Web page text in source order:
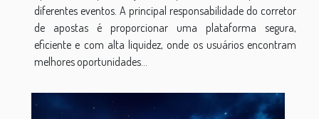
diferentes eventos. A principal responsabilidade do corretor
de apostas é proporcionar uma plataforma segura,
eficiente e com alta liquidez, onde os usuários encontram
melhores oportunidades...